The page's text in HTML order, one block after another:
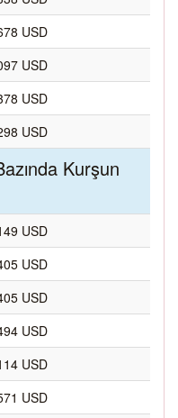
USD
USD
USD
USD
Kurşun
USD
USD
USD
USD
USD
USD